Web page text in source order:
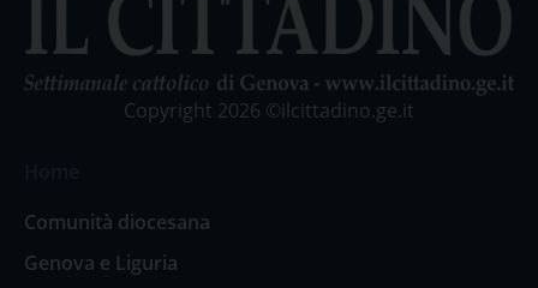
Copyright 2026 ©ilcittadino.ge.it
Comunità diocesana
Genova e Liguria